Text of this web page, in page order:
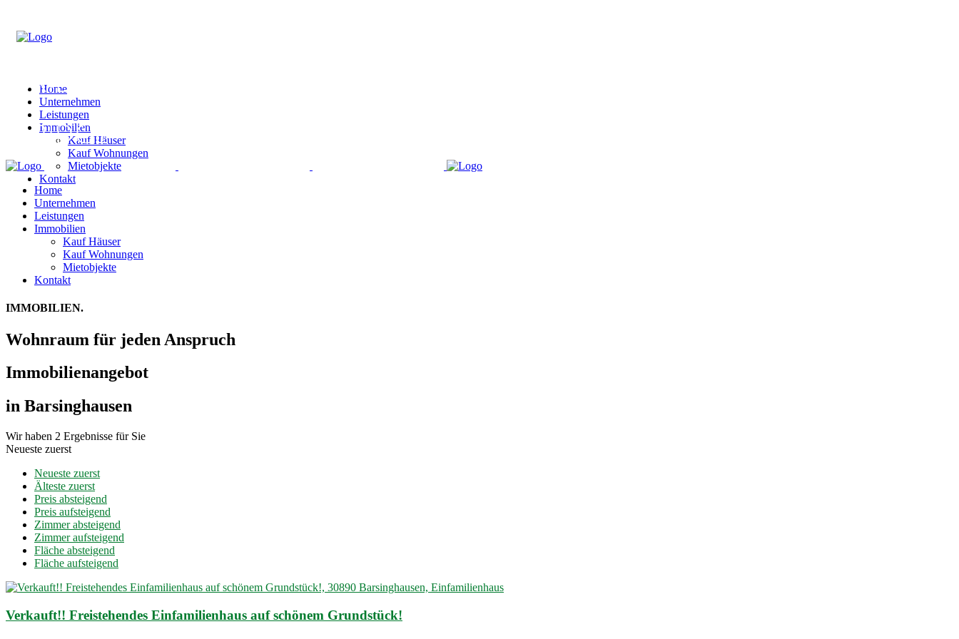
Home
Unternehmen
Leistungen
Immobilien
Kauf Häuser
Kauf Wohnungen
Mietobjekte
Kontakt
Home
Unternehmen
Leistungen
Immobilien
Kauf Häuser
Kauf Wohnungen
Mietobjekte
Kontakt
IMMOBILIEN.
Wohnraum für jeden Anspruch
Immobilien­angebot
in Barsinghausen
Wir haben 2 Ergebnisse für Sie
Neueste zuerst
Neueste zuerst
Älteste zuerst
Preis absteigend
Preis aufsteigend
Zimmer absteigend
Zimmer aufsteigend
Fläche absteigend
Fläche aufsteigend
Verkauft!! Freistehendes Einfamilienhaus auf schönem Grundstück!